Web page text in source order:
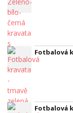
Fotbalová
Fotbalová